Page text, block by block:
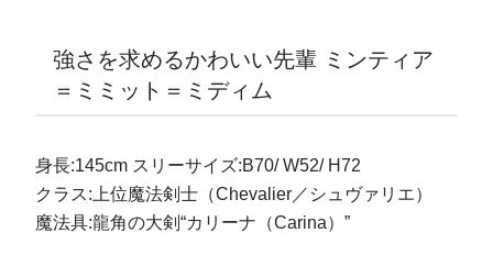
強さを求めるかわいい先輩 ミンティア
＝ミミット＝ミディム
身長:145cm スリーサイズ:B70/ W52/ H72
クラス:上位魔法剣士（Chevalier／シュヴァリエ）
魔法具:龍角の大剣“カリーナ（Carina）”